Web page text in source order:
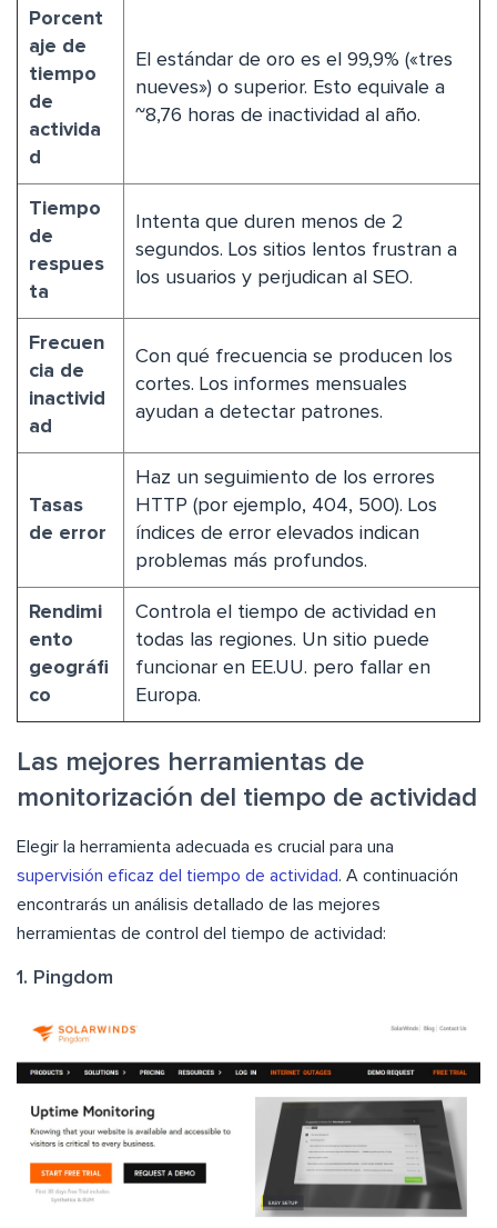
Porcent
aje de
tiempo
de
activida
d
El estándar de oro es el 99,9% («tres
nueves») o superior. Esto equivale a
~8,76 horas de inactividad al año.
Tiempo
de
respues
ta
Intenta que duren menos de 2
segundos. Los sitios lentos frustran a
los usuarios y perjudican al SEO.
Frecuen
cia de
inactivid
ad
Con qué frecuencia se producen los
cortes. Los informes mensuales
ayudan a detectar patrones.
Tasas
de error
Haz un seguimiento de los errores
HTTP (por ejemplo, 404, 500). Los
índices de error elevados indican
problemas más profundos.
Rendimi
ento
geográfi
co
Controla el tiempo de actividad en
todas las regiones. Un sitio puede
funcionar en EE.UU. pero fallar en
Europa.
Las mejores herramientas de
monitorización del tiempo de actividad
Elegir la herramienta adecuada es crucial para una
supervisión eficaz del tiempo de actividad. A continuación
encontrarás un análisis detallado de las mejores
herramientas de control del tiempo de actividad:
1. Pingdom